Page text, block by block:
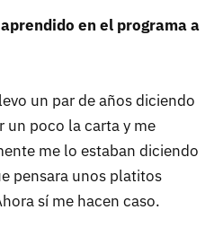
en el programa a
un par de años diciendo
un poco la carta y me
me lo estaban diciendo
pensara unos platitos
sí me hacen caso.